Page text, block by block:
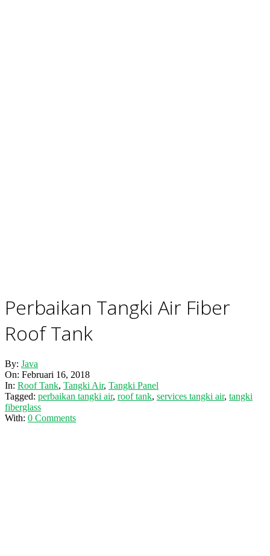
Perbaikan Tangki Air Fiber
Roof Tank
By: Java
On: Februari 16, 2018
In: Roof Tank, Tangki Air, Tangki Panel
Tagged: perbaikan tangki air, roof tank, services tangki air, tangki
fiberglass
With: 0 Comments